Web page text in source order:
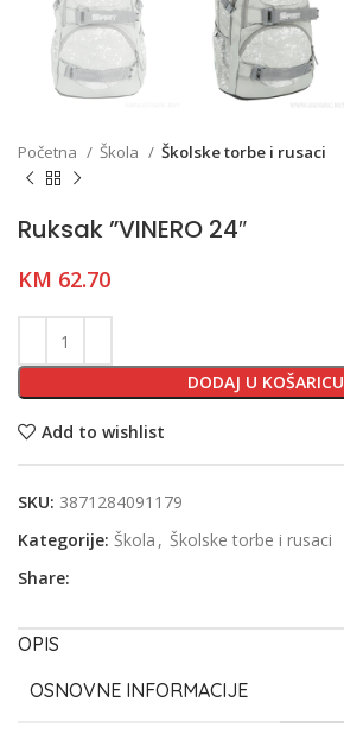
Početna Škola Školske torbe i rusaci
Ruksak ”VINERO 24″
KM 62.70
DODAJ U KOŠARICU
Add to wishlist
SKU: 3871284091179
Kategorije: Škola , Školske torbe i rusaci
Share:
OPIS
OSNOVNE INFORMACIJE